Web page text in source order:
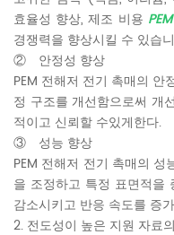
효율성 향상, 제조 비용
경쟁력을 향상시킬 수 있습
② 안정성 향상
PEM 전해저 전기 촉매의
정 구조를 개선함으로써 개
적이고 신뢰할 수있게한다.
③ 성능 향상
PEM 전해저 전기 촉매의
을 조정하고 특정 표면적을
감소시키고 반응 속도를 증
2. 전도성이 높은 지원 자료